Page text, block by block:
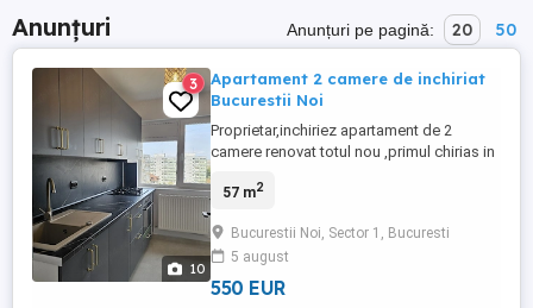
Anunțuri Anunțuri pe pagină: 20 50
10
3
Apartament 2 camere de inchiriat
Bucurestii Noi
Proprietar,inchiriez apartament de 2
camere renovat totul nou ,primul chirias in
Bazilescu zona linistita etaj 9 din 10 cu lift
panorama superba,supraveghere
video.Este aproape de 2 intrari de metrou
Bazilescu 5 min si Jiului, de Kaufland ...
57 m2
Bucurestii Noi, Sector 1, Bucuresti
5 august
550 EUR